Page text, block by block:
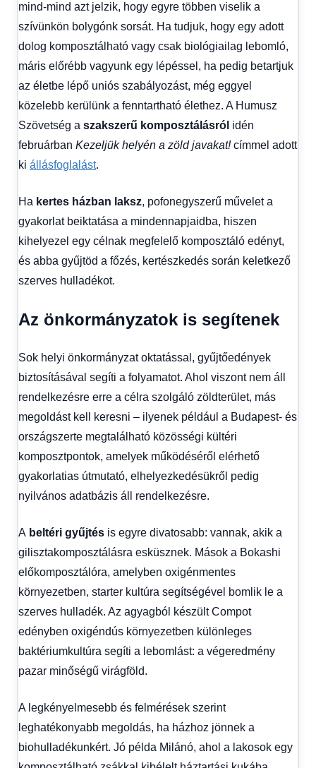
mind-mind azt jelzik, hogy egyre többen viselik a
szívünkön bolygónk sorsát. Ha tudjuk, hogy egy adott
dolog komposztálható vagy csak biológiailag lebomló,
máris előrébb vagyunk egy lépéssel, ha pedig betartjuk
az életbe lépő uniós szabályozást, még eggyel
közelebb kerülünk a fenntartható élethez. A Humusz
Szövetség a szakszerű komposztálásról idén
februárban Kezeljük helyén a zöld javakat!címmel adott
ki állásfoglalást.
Ha kertes házban laksz, pofonegyszerű művelet a
gyakorlat beiktatása a mindennapjaidba, hiszen
kihelyezel egy célnak megfelelő komposztáló edényt,
és abba gyűjtöd a főzés, kertészkedés során keletkező
szerves hulladékot.
Az önkormányzatok is segítenek
Sok helyi önkormányzat oktatással, gyűjtőedények
biztosításával segíti a folyamatot. Ahol viszont nem áll
rendelkezésre erre a célra szolgáló zöldterület, más
megoldást kell keresni – ilyenek például a Budapest- és
országszerte megtalálható közösségi kültéri
komposztpontok, amelyek működéséről elérhető
gyakorlatias útmutató, elhelyezkedésükről pedig
nyilvános adatbázis áll rendelkezésre.
A beltéri gyűjtés is egyre divatosabb: vannak, akik a
gilisztakomposztálásra esküsznek. Mások a Bokashi
előkomposztálóra, amelyben oxigénmentes
környezetben, starter kultúra segítségével bomlik le a
szerves hulladék. Az agyagból készült Compot
edényben oxigéndús környezetben különleges
baktériumkultúra segíti a lebomlást: a végeredmény
pazar minőségű virágföld.
A legkényelmesebb és felmérések szerint
leghatékonyabb megoldás, ha házhoz jönnek a
biohulladékunkért. Jó példa Milánó, ahol a lakosok egy